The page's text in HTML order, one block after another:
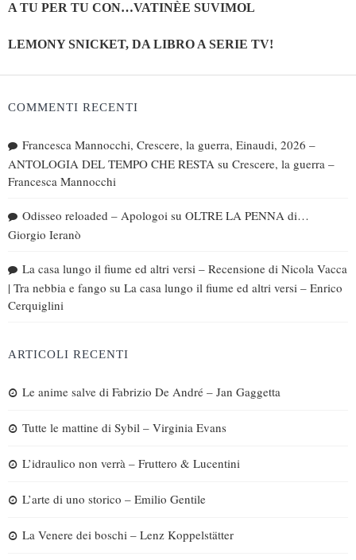
A TU PER TU CON…VATINÈE SUVIMOL
LEMONY SNICKET, DA LIBRO A SERIE TV!
COMMENTI RECENTI
Francesca Mannocchi, Crescere, la guerra, Einaudi, 2026 –
ANTOLOGIA DEL TEMPO CHE RESTA su Crescere, la guerra –
Francesca Mannocchi
Odisseo reloaded – Apologoi su OLTRE LA PENNA di…
Giorgio Ieranò
La casa lungo il fiume ed altri versi – Recensione di Nicola Vacca
| Tra nebbia e fango su La casa lungo il fiume ed altri versi – Enrico
Cerquiglini
ARTICOLI RECENTI
Le anime salve di Fabrizio De André – Jan Gaggetta
Tutte le mattine di Sybil – Virginia Evans
L’idraulico non verrà – Fruttero & Lucentini
L’arte di uno storico – Emilio Gentile
La Venere dei boschi – Lenz Koppelstätter